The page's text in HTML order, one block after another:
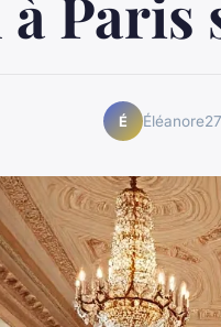
Paris
É Éléanore